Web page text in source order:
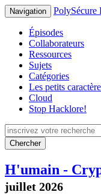
Navigation PolySécure
Épisodes
Collaborateurs
Ressources
Sujets
Catégories
Les petits
Cloud
Stop Hacklore!
Chercher
H'umain -
juillet 2026